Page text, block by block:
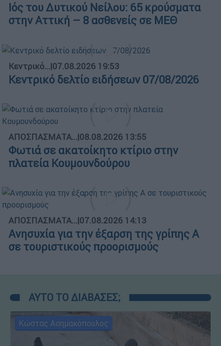
Ιός του Δυτικού Νείλου: 65 κρούσματα
στην Αττική – 8 ασθενείς σε ΜΕΘ
Κεντρικό...|07.08.2026 19:53
Κεντρικό δελτίο ειδήσεων 07/08/2026
ΑΠΟΣΠΑΣΜΑΤΑ...|08.08.2026 13:55
Φωτιά σε ακατοίκητο κτίριο στην
πλατεία Κουμουνδούρου
ΑΠΟΣΠΑΣΜΑΤΑ...|07.08.2026 14:13
Ανησυχία για την έξαρση της γρίπης Α
σε τουριστικούς προορισμούς
ΑΥΤΟ ΤΟ ΔΙΑΒΑΣΕΣ;
Κώστας Ασημακόπουλος